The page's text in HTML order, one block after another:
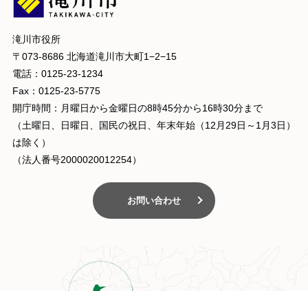
滝川市役所
〒073-8686 北海道滝川市大町1−2−15
電話：0125-23-1234
Fax：0125-23-5775
開庁時間：月曜日から金曜日の8時45分から16時30分まで
（土曜日、日曜日、国民の祝日、年末年始（12月29日～1月3日）
は除く）
（法人番号2000020012254）
お問い合わせ